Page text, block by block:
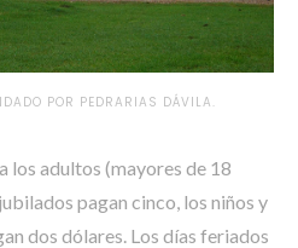
POR PEDRARIAS DÁVILA.
los adultos (mayores de 18
pagan cinco, los niños y
dos dólares. Los días feriados